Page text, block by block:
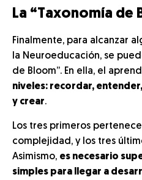
La “Taxonomía de
Finalmente, para alcanzar
la Neuroeducación, se
de Bloom”. En ella, el
niveles: recordar,
y crear.
Los tres primeros
complejidad, y los tres
Asimismo, es necesario
simples para llegar a